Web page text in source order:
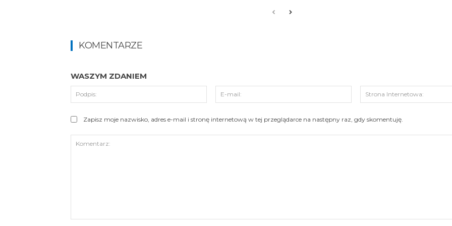
KOMENTARZE
WASZYM ZDANIEM
Podpis:
mail:
Zapisz moje nazwisko, adres e-mail i stronę internetową w tej przeglądarce na następny raz, gdy skomentuję.